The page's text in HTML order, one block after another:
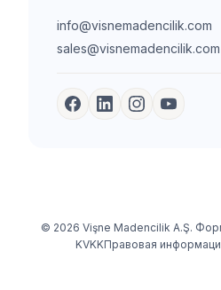
info@visnemadencilik.com
sales@visnemadencilik.com
© 2026 Vişne Madencilik A.Ş.
KVKKПравовая